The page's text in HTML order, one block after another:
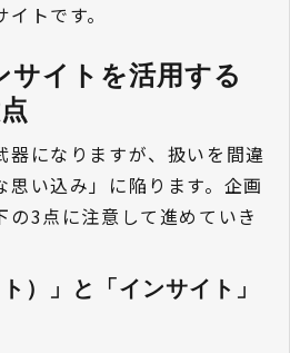
トです。
サイトを活用する
器になりますが、扱いを間違
思い込み」に陥ります。企画
の3点に注意して進めていき
）」と「インサイト」